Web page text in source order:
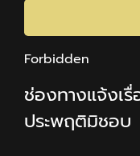
Forbidden
ช่องทางแจ้งเ
ประพฤติมิชอบ